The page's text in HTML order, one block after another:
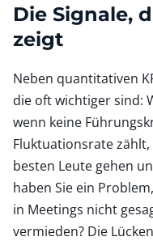
Die Signale,
zeigt
Neben quantitativen
die oft wichtiger sind:
wenn keine
Fluktuationsrate
besten Leute gehen
haben Sie ein
in Meetings nicht
vermieden? Die